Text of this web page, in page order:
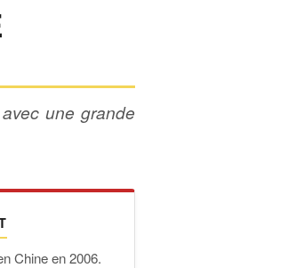
une grande
Chine en 2006.